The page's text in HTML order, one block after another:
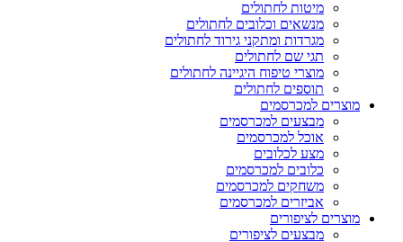
מיטות לחתולים
מנשאים וכלובים לחתולים
מגרדות ומתקני גירוד לחתולים
תגי שם לחתולים
מוצרי טיפוח היגיינה לחתולים
תוספים לחתולים
מוצרים למכרסמים
מבצעים למכרסמים
אוכל למכרסמים
מצע לכלובים
כלובים למכרסמים
משחקים למכרסמים
אביזרים למכרסמים
מוצרים לציפורים
מבצעים לציפורים